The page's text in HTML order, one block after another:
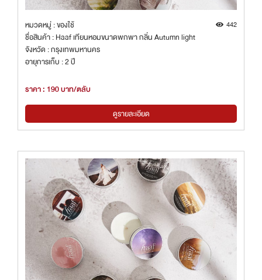
หมวดหมู่ : ของใช้ 442
ชื่อสินค้า : Haaf เทียนหอมขนาดพกพา กลิ่น Autumn light
จังหวัด : กรุงเทพมหานคร
อายุการเก็บ : 2 ปี
ราคา : 190 บาท/ตลับ
ดูรายละเอียด